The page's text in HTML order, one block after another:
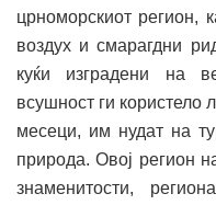
црноморскиот регион,
воздух и смарагдни
куќи изградени на
всушност ги користело
месеци, им нудат на
природа. Овој регион
знаменитости,